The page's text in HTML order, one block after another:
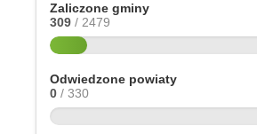
Zaliczone gminy
309 / 2479
Odwiedzone powiaty
0 / 330